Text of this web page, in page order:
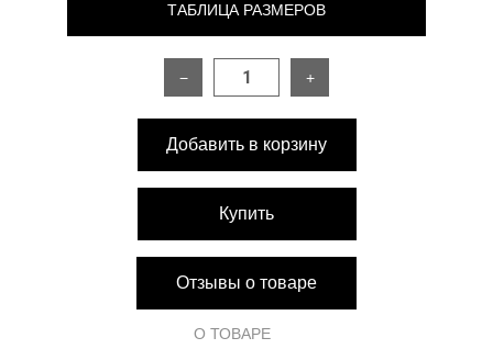
ТАБЛИЦА РАЗМЕРОВ
РАЗМЕР
Длина по спинке 80 см
Длина по переду
Ширина плеч 42 см
− +
Добавить в корзину
Купить
Отзывы о товаре
О ТОВАРЕ